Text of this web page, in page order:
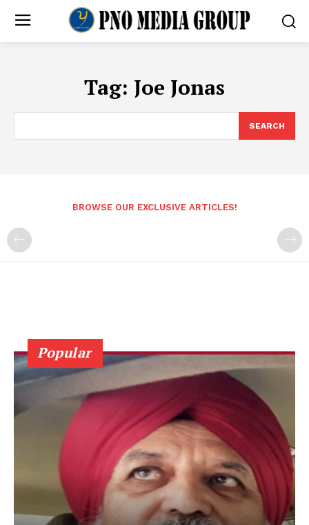
Tag: Joe Jonas
SEARCH
BROWSE OUR EXCLUSIVE ARTICLES!
Popular